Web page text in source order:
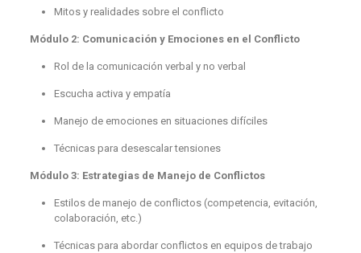
Mitos y realidades sobre el conflicto
Módulo 2: Comunicación y Emociones en el Conflicto
Rol de la comunicación verbal y no verbal
Escucha activa y empatía
Manejo de emociones en situaciones difíciles
Técnicas para desescalar tensiones
Módulo 3: Estrategias de Manejo de Conflictos
Estilos de manejo de conflictos (competencia, evitación,
colaboración, etc.)
Técnicas para abordar conflictos en equipos de trabajo